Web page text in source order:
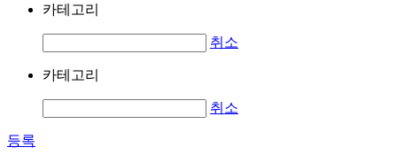
카테고리
취소
카테고리
취소
등록